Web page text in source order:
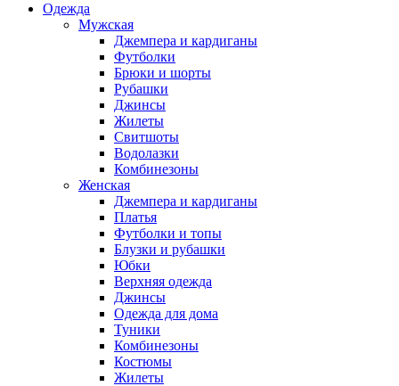
Одежда
Мужская
Джемпера и кардиганы
Футболки
Брюки и шорты
Рубашки
Джинсы
Жилеты
Свитшоты
Водолазки
Комбинезоны
Женская
Джемпера и кардиганы
Платья
Футболки и топы
Блузки и рубашки
Юбки
Верхняя одежда
Джинсы
Одежда для дома
Туники
Комбинезоны
Костюмы
Жилеты